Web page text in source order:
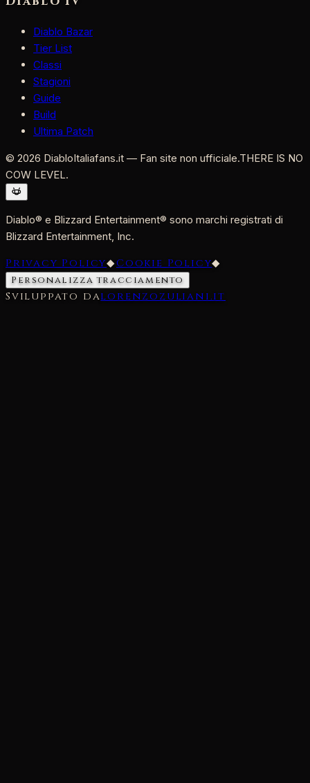
Diablo Bazar
Tier List
Classi
Stagioni
Guide
Build
Ultima Patch
© 2026 DiabloItaliafans.it — Fan site non ufficiale.THERE IS NO
COW LEVEL.
Diablo® e Blizzard Entertainment® sono marchi registrati di
Blizzard Entertainment, Inc.
Privacy Policy◆Cookie Policy◆
Personalizza tracciamento
Sviluppato dalorenzozuliani.it